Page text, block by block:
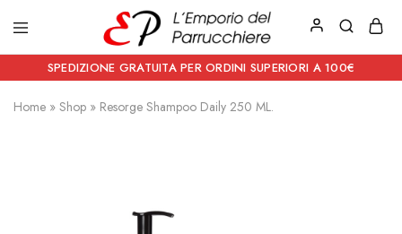
Emporio
del
Parrucchiere
Prodotti
estetici
e
Articoli
per
SPEDIZIONE GRATUITA PER ORDINI SUPERIORI A 100€
Home » Shop » Resorge Shampoo Daily 250 ML.